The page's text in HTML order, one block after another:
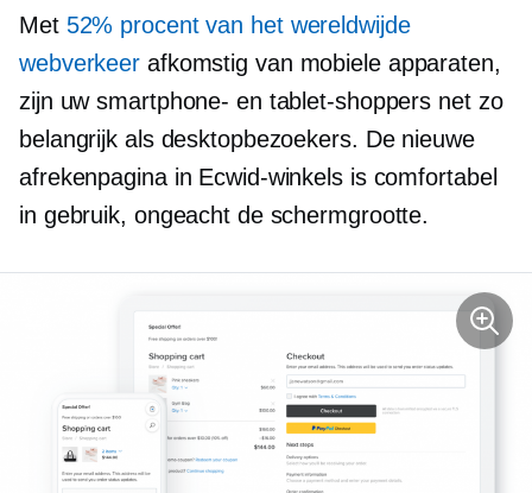
Met 52% procent van het wereldwijde
webverkeer afkomstig van mobiele apparaten,
zijn uw smartphone- en tablet-shoppers net zo
belangrijk als desktopbezoekers. De nieuwe
afrekenpagina in Ecwid-winkels is comfortabel
in gebruik, ongeacht de schermgrootte.